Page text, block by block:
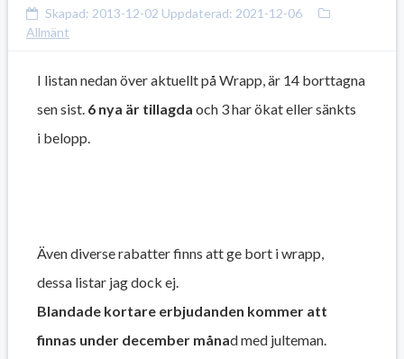
Skapad: 2013-12-02 Uppdaterad: 2021-12-06
Allmänt
I listan nedan över aktuellt på Wrapp, är 14 borttagna
sen sist. 6 nya är tillagda och 3 har ökat eller sänkts
i belopp.
Även diverse rabatter finns att ge bort i wrapp,
dessa listar jag dock ej.
Blandade kortare erbjudanden kommer att
finnas under december månad med julteman.